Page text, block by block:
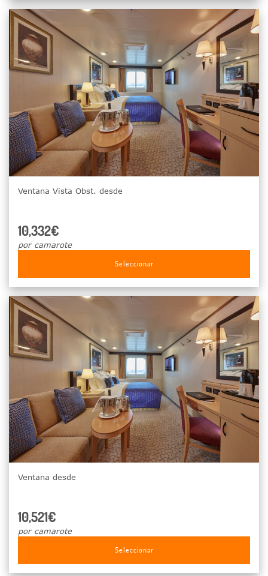
Ventana Vista Obst. desde
10,332€
por camarote
Seleccionar
Ventana desde
10,521€
por camarote
Seleccionar